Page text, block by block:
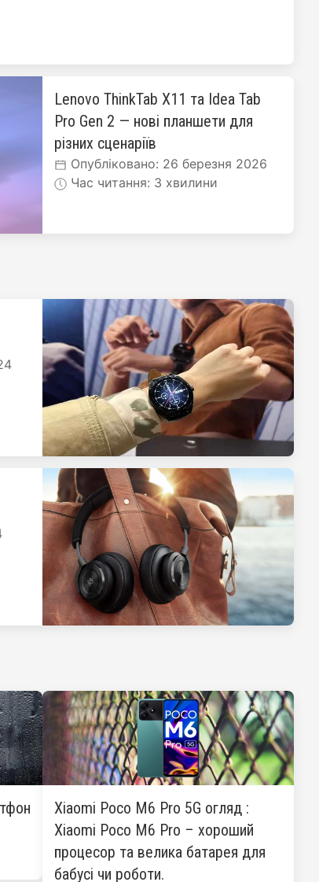
Lenovo ThinkTab X11 та Idea Tab
Pro Gen 2 — нові планшети для
різних сценаріїв
Опубліковано: 26 березня 2026
Час читання: 3 хвилини
Xiaomi Poco M6 Pro 5G огляд :
Xiaomi Poco M6 Pro – хороший
процесор та велика батарея для
бабусі чи роботи.